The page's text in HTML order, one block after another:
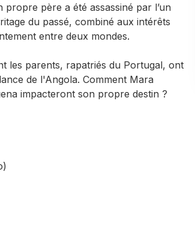
père a été assassiné par l’un
du passé, combiné aux intérêts
entre deux mondes.
les parents, rapatriés du Portugal, ont
de l'Angola. Comment Mara
impacteront son propre destin ?